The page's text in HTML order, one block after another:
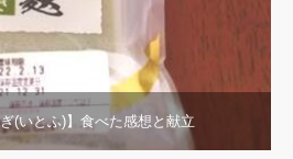
(いとふ)】食べた感想と献立